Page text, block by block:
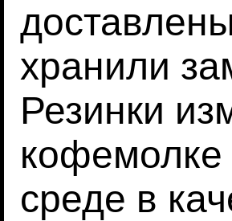
хранили
Резинки
среде в